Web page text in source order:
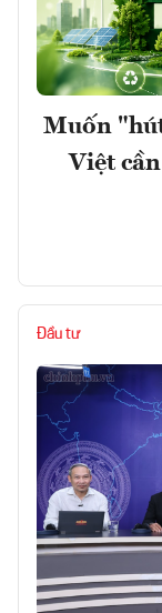
Muốn
Việt
Đầu tư